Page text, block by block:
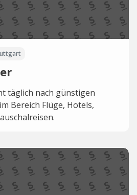
täglich nach günstigen
Bereich Flüge, Hotels,